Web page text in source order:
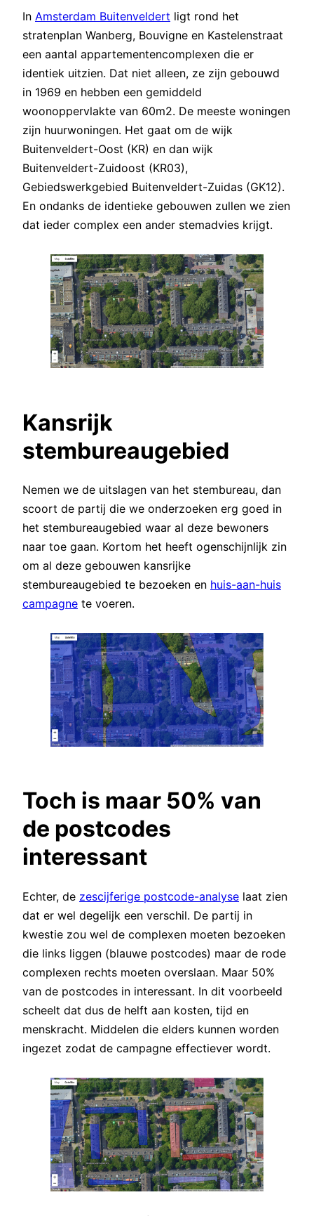
In Amsterdam Buitenveldert ligt rond het
stratenplan Wanberg, Bouvigne en Kastelenstraat
een aantal appartementencomplexen die er
identiek uitzien. Dat niet alleen, ze zijn gebouwd
in 1969 en hebben een gemiddeld
woonoppervlakte van 60m2. De meeste woningen
zijn huurwoningen. Het gaat om de wijk
Buitenveldert-Oost (KR) en dan wijk
Buitenveldert-Zuidoost (KR03),
Gebiedswerkgebied Buitenveldert-Zuidas (GK12).
En ondanks de identieke gebouwen zullen we zien
dat ieder complex een ander stemadvies krijgt.
Kansrijk
stembureaugebied
Nemen we de uitslagen van het stembureau, dan
scoort de partij die we onderzoeken erg goed in
het stembureaugebied waar al deze bewoners
naar toe gaan. Kortom het heeft ogenschijnlijk zin
om al deze gebouwen kansrijke
stembureaugebied te bezoeken en huis-aan-huis
campagne te voeren.
Toch is maar 50% van
de postcodes
interessant
Echter, de zescijferige postcode-analyse laat zien
dat er wel degelijk een verschil. De partij in
kwestie zou wel de complexen moeten bezoeken
die links liggen (blauwe postcodes) maar de rode
complexen rechts moeten overslaan. Maar 50%
van de postcodes in interessant. In dit voorbeeld
scheelt dat dus de helft aan kosten, tijd en
menskracht. Middelen die elders kunnen worden
ingezet zodat de campagne effectiever wordt.